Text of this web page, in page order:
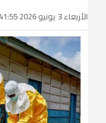
الأربعاء 3 يونيو 2026 22:41:55